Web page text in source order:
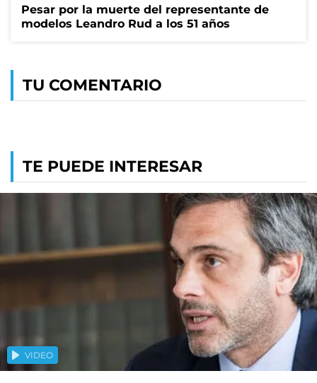
Pesar por la muerte del representante de
modelos Leandro Rud a los 51 años
TU COMENTARIO
TE PUEDE INTERESAR
VIDEO